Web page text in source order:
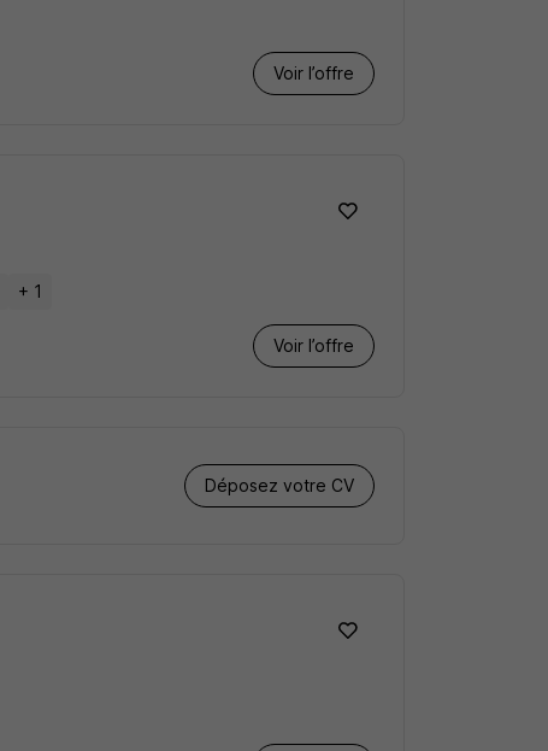
Voir l’offre
+ 1
Voir l’offre
Déposez votre CV